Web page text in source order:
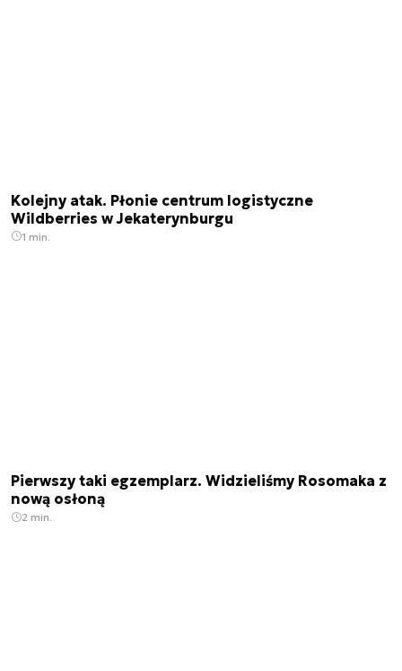
Kolejny atak. Płonie centrum logistyczne
Wildberries w Jekaterynburgu
1 min.
Pierwszy taki egzemplarz. Widzieliśmy Rosomaka z
nową osłoną
2 min.